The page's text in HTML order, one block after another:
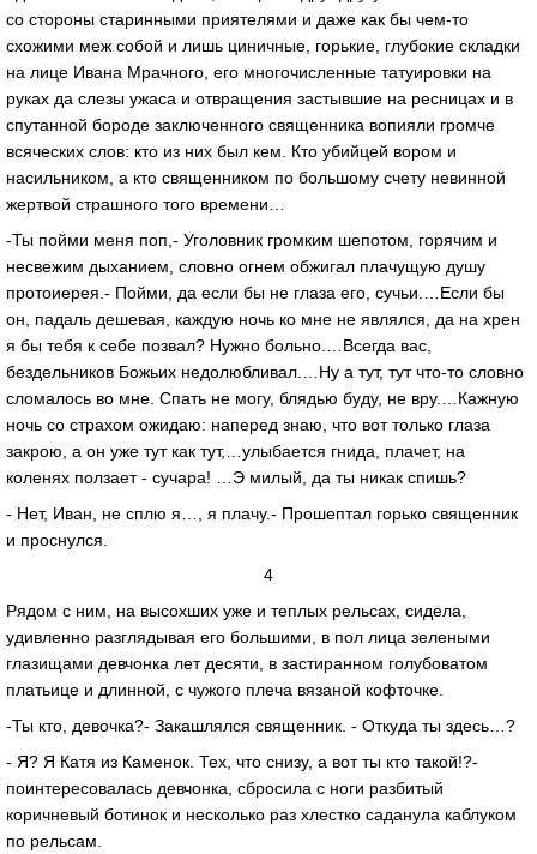
со стороны старинными приятелями и даже как бы чем-то
схожими меж собой и лишь циничные, горькие, глубокие складки
на лице Ивана Мрачного, его многочисленные татуировки на
руках да слезы ужаса и отвращения застывшие на ресницах и в
спутанной бороде заключенного священника вопияли громче
всяческих слов: кто из них был кем. Кто убийцей вором и
насильником, а кто священником по большому счету невинной
жертвой страшного того времени…
-Ты пойми меня поп,- Уголовник громким шепотом, горячим и
несвежим дыханием, словно огнем обжигал плачущую душу
протоиерея.- Пойми, да если бы не глаза его, сучьи.…Если бы
он, падаль дешевая, каждую ночь ко мне не являлся, да на хрен
я бы тебя к себе позвал? Нужно больно.…Всегда вас,
бездельников Божьих недолюбливал.…Ну а тут, тут что-то словно
сломалось во мне. Спать не могу, блядью буду, не вру.…Кажную
ночь со страхом ожидаю: наперед знаю, что вот только глаза
закрою, а он уже тут как тут,…улыбается гнида, плачет, на
коленях ползает - сучара! …Э милый, да ты никак спишь?
- Нет, Иван, не сплю я…, я плачу.- Прошептал горько священник
и проснулся.
4
Рядом с ним, на высохших уже и теплых рельсах, сидела,
удивленно разглядывая его большими, в пол лица зелеными
глазищами девчонка лет десяти, в застиранном голубоватом
платьице и длинной, с чужого плеча вязаной кофточке.
-Ты кто, девочка?- Закашлялся священник. - Откуда ты здесь…?
- Я? Я Катя из Каменок. Тех, что снизу, а вот ты кто такой!?-
поинтересовалась девчонка, сбросила с ноги разбитый
коричневый ботинок и несколько раз хлестко саданула каблуком
по рельсам.